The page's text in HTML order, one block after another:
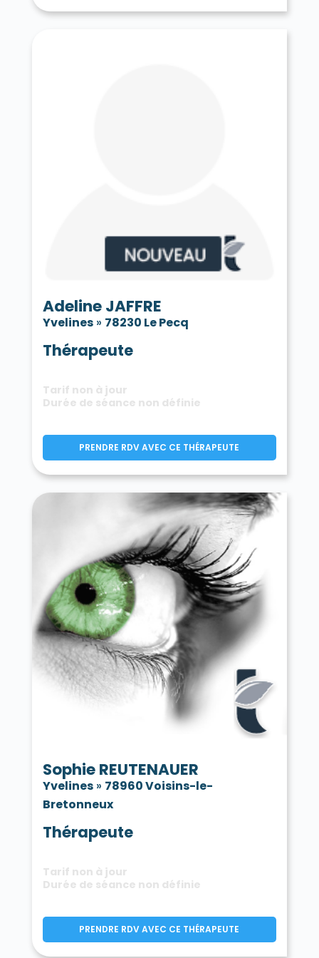
Tessancourt-sur-Aubette 78250
Villepreux 78450
Villette 78930
Villiers-le-Mahieu 78770
Villiers-Saint-Frédéric 78640
Voisins-le-Bretonneux 78960
Adeline JAFFRE
Yvelines» 78230 Le Pecq
Thérapeute
Tarif non à jour
Durée de séance non définie
PRENDRE RDV AVEC CE THÉRAPEUTE
Sophie REUTENAUER
Yvelines» 78960 Voisins-le-
Bretonneux
Thérapeute
Tarif non à jour
Durée de séance non définie
PRENDRE RDV AVEC CE THÉRAPEUTE